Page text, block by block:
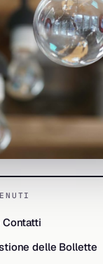
delle Bollette